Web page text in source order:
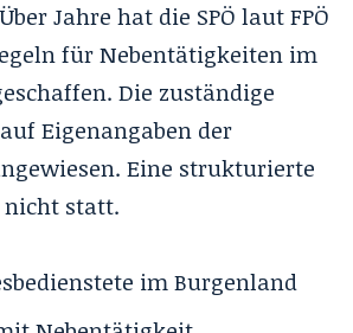
Über Jahre hat die SPÖ laut FPÖ
für Nebentätigkeiten im
Die zuständige
Eigenangaben der
Eine strukturierte
statt.
im Burgenland